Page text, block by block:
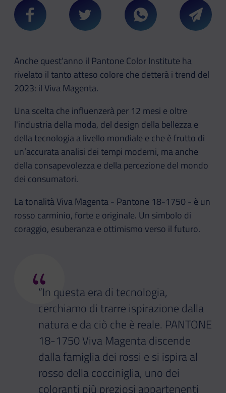
Condividi su FacebookCondividi su TwitterCondividi su
Anche quest’anno il Pantone Color Institute ha
rivelato il tanto atteso colore che detterà i trend del
2023: il Viva Magenta.
Una scelta che influenzerà per 12 mesi e oltre
l'industria della moda, del design della bellezza e
della tecnologia a livello mondiale e che è frutto di
un’accurata analisi dei tempi moderni, ma anche
della consapevolezza e della percezione del mondo
dei consumatori.
La tonalità Viva Magenta - Pantone 18-1750 - è un
rosso carminio, forte e originale. Un simbolo di
coraggio, esuberanza e ottimismo verso il futuro.
“
“In questa era di tecnologia,
cerchiamo di trarre ispirazione dalla
natura e da ciò che è reale. PANTONE
18-1750 Viva Magenta discende
dalla famiglia dei rossi e si ispira al
rosso della cocciniglia, uno dei
coloranti più preziosi appartenenti